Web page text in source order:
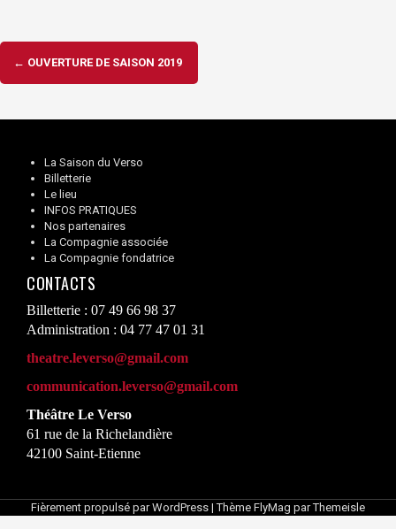
Navigation
d'article
← OUVERTURE DE SAISON 2019
La Saison du Verso
Billetterie
Le lieu
INFOS PRATIQUES
Nos partenaires
La Compagnie associée
La Compagnie fondatrice
CONTACTS
Billetterie : 07 49 66 98 37
Administration : 04 77 47 01 31
theatre.leverso@gmail.com
communication.leverso@gmail.com
Théâtre Le Verso
61 rue de la Richelandière
42100 Saint-Etienne
Fièrement propulsé par WordPress |Thème FlyMag par Themeisle